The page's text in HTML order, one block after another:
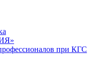
при КГС